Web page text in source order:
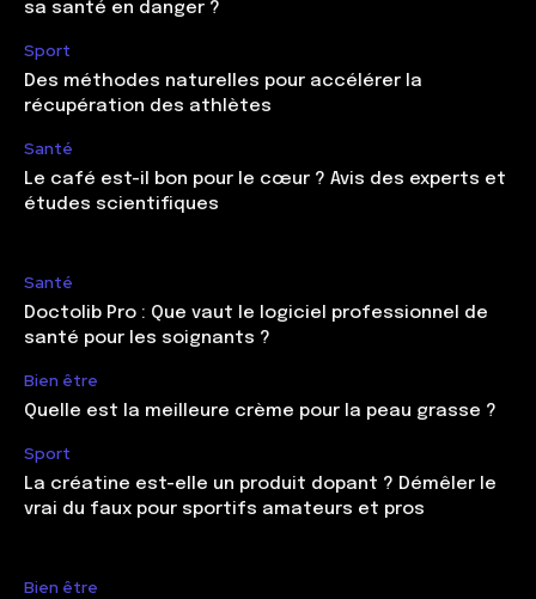
sa santé en danger ?
Sport
Des méthodes naturelles pour accélérer la
récupération des athlètes
Santé
Le café est-il bon pour le cœur ? Avis des experts et
études scientifiques
Santé
Doctolib Pro : Que vaut le logiciel professionnel de
santé pour les soignants ?
Bien être
Quelle est la meilleure crème pour la peau grasse ?
Sport
La créatine est-elle un produit dopant ? Démêler le
vrai du faux pour sportifs amateurs et pros
Bien être